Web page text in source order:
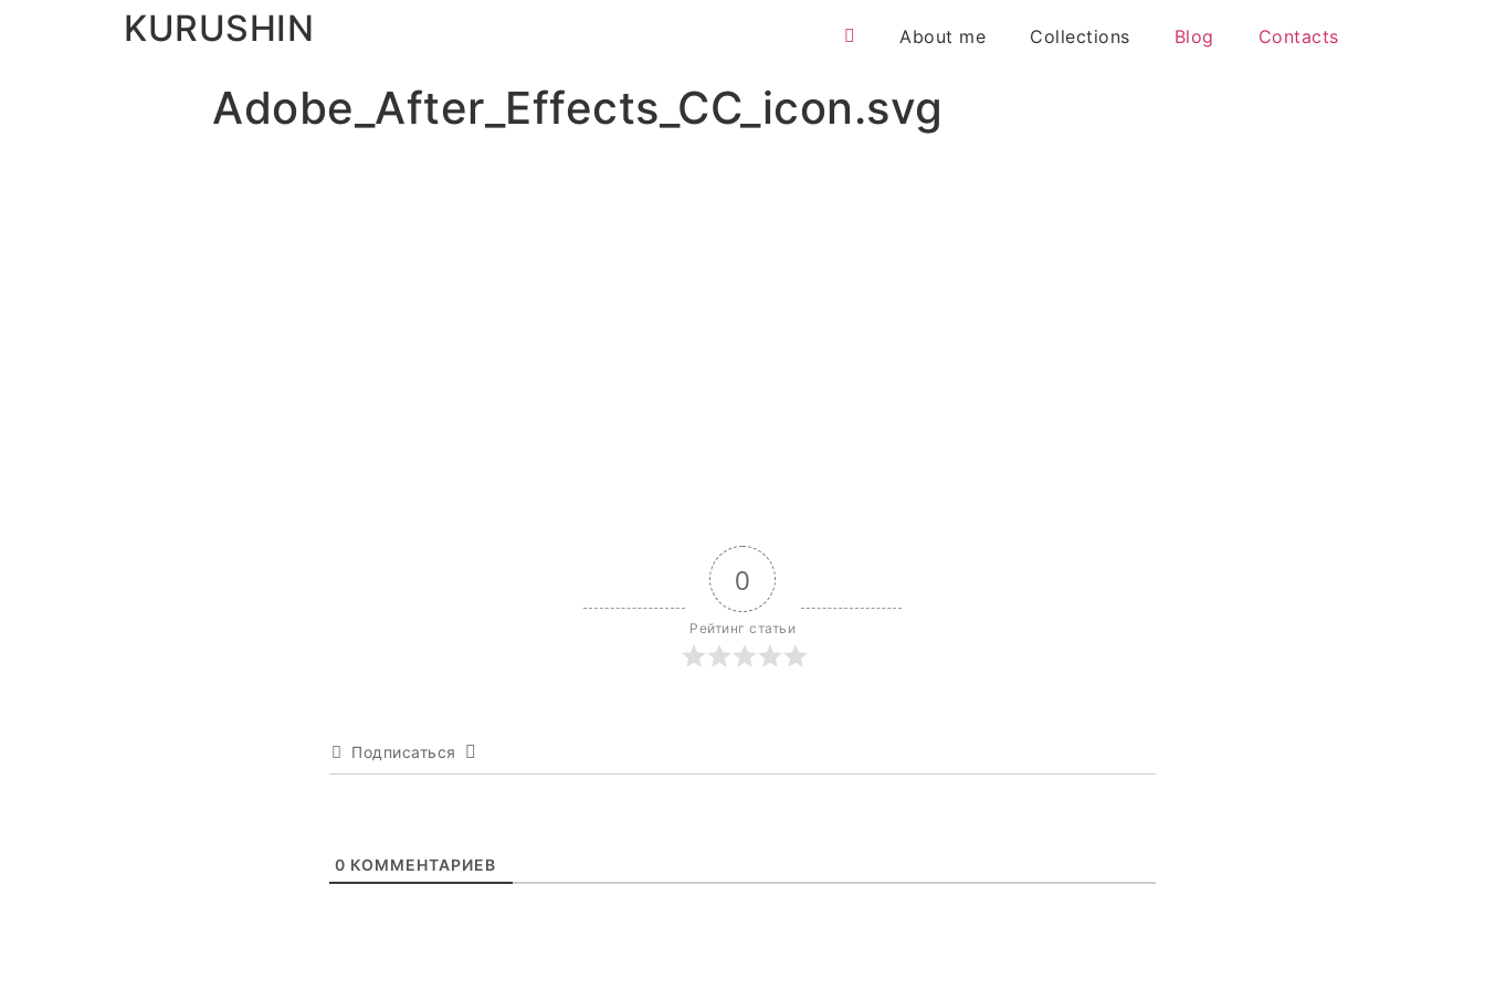
KURUSHIN About me Collections Blog Contacts
Adobe_After_Effects_CC_icon.svg
0
Рейтинг статьи
Подписаться
0 КОММЕНТАРИЕВ